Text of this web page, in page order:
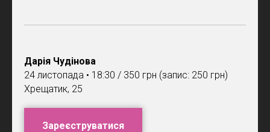
Дарія Чудінова
24 листопада • 18:30 / 350 грн (запис: 250 грн)
Хрещатик, 25
Зареєструватися